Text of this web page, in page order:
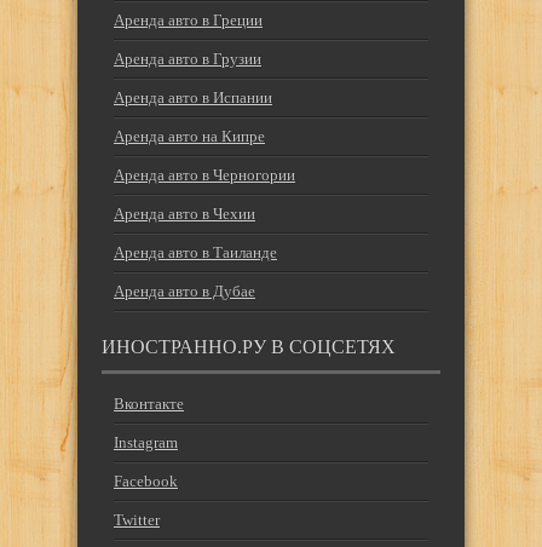
Аренда авто в Греции
Аренда авто в Грузии
Аренда авто в Испании
Аренда авто на Кипре
Аренда авто в Черногории
Аренда авто в Чехии
Аренда авто в Таиланде
Аренда авто в Дубае
ИНОСТРАННО.РУ В СОЦСЕТЯХ
Вконтакте
Instagram
Facebook
Twitter